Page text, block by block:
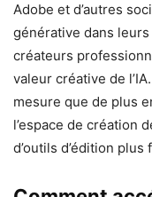
Adobe et d’autres
générative dans
créateurs
valeur créative de
mesure que de plus
l’espace de création
d’outils d’édition